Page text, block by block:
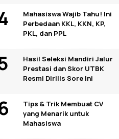
Mahasiswa Wajib Tahu! Ini
Perbedaan KKL, KKN, KP,
PKL, dan PPL
Hasil Seleksi Mandiri Jalur
Prestasi dan Skor UTBK
Resmi Dirilis Sore Ini
Tips & Trik Membuat CV
yang Menarik untuk
Mahasiswa